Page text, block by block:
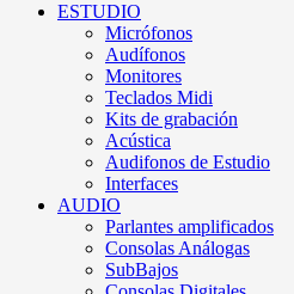
ESTUDIO
Micrófonos
Audífonos
Monitores
Teclados Midi
Kits de grabación
Acústica
Audifonos de Estudio
Interfaces
AUDIO
Parlantes amplificados
Consolas Análogas
SubBajos